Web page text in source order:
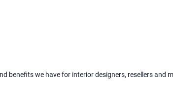
benefits we have for interior designers, resellers and